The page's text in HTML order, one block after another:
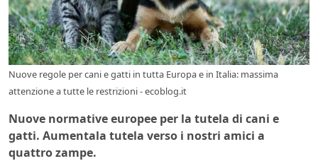
Nuove regole per cani e gatti in tutta Europa e in Italia: massima
attenzione a tutte le restrizioni - ecoblog.it
Nuove normative europee per la tutela di cani e
gatti. Aumentala tutela verso i nostri amici a
quattro zampe.